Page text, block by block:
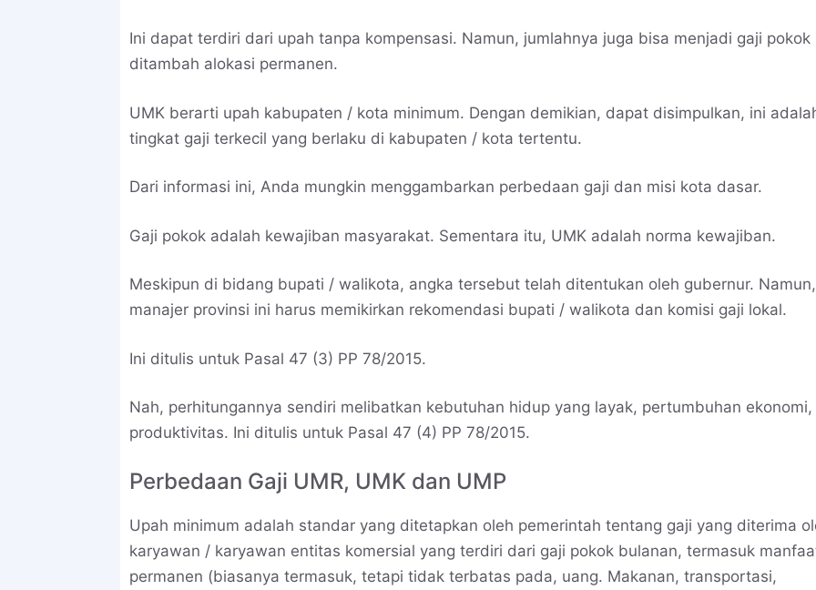
Ini dapat terdiri dari upah tanpa kompensasi. Namun, jumlahnya juga bisa menjadi gaji pokok
ditambah alokasi permanen.
UMK berarti upah kabupaten / kota minimum. Dengan demikian, dapat disimpulkan, ini
tingkat gaji terkecil yang berlaku di kabupaten / kota tertentu.
Dari informasi ini, Anda mungkin menggambarkan perbedaan gaji dan misi kota dasar.
Gaji pokok adalah kewajiban masyarakat. Sementara itu, UMK adalah norma kewajiban.
Meskipun di bidang bupati / walikota, angka tersebut telah ditentukan oleh gubernur. Namun,
manajer provinsi ini harus memikirkan rekomendasi bupati / walikota dan komisi gaji lokal.
Ini ditulis untuk Pasal 47 (3) PP 78/2015.
Nah, perhitungannya sendiri melibatkan kebutuhan hidup yang layak, pertumbuhan ekonomi,
produktivitas. Ini ditulis untuk Pasal 47 (4) PP 78/2015.
Perbedaan Gaji UMR, UMK dan UMP
Upah minimum adalah standar yang ditetapkan oleh pemerintah tentang gaji yang diterima
karyawan / karyawan entitas komersial yang terdiri dari gaji pokok bulanan, termasuk
permanen (biasanya termasuk, tetapi tidak terbatas pada, uang. Makanan, transportasi,